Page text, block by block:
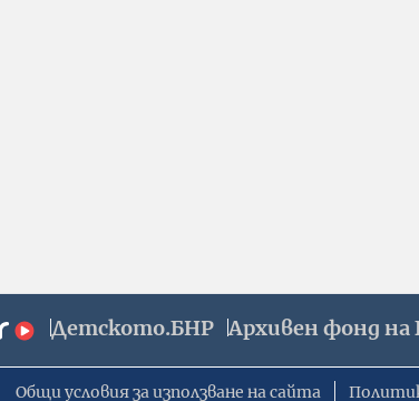
Детското.БНР Архивен фонд на
Общи условия за използване на сайта